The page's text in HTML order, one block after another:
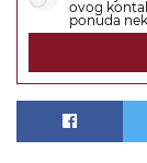
ovog
ponuda